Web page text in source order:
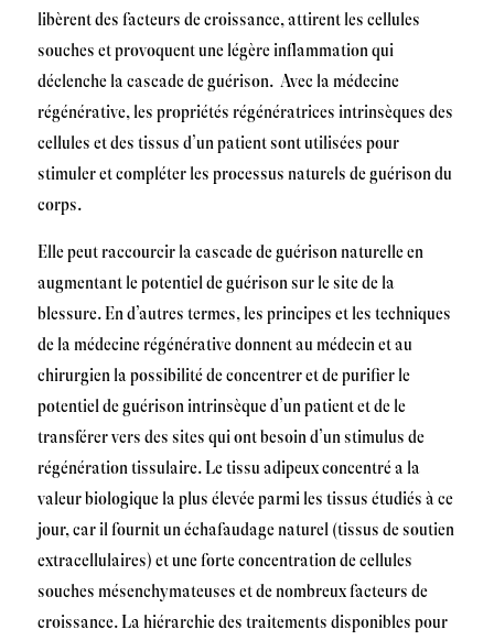
libèrent des facteurs de croissance, attirent les cellules
souches et provoquent une légère inflammation qui
déclenche la cascade de guérison. Avec la médecine
régénérative, les propriétés régénératrices intrinsèques des
cellules et des tissus d’un patient sont utilisées pour
stimuler et compléter les processus naturels de guérison du
corps.
Elle peut raccourcir la cascade de guérison naturelle en
augmentant le potentiel de guérison sur le site de la
blessure. En d’autres termes, les principes et les techniques
de la médecine régénérative donnent au médecin et au
chirurgien la possibilité de concentrer et de purifier le
potentiel de guérison intrinsèque d’un patient et de le
transférer vers des sites qui ont besoin d’un stimulus de
régénération tissulaire. Le tissu adipeux concentré a la
valeur biologique la plus élevée parmi les tissus étudiés à ce
jour, car il fournit un échafaudage naturel (tissus de soutien
extracellulaires) et une forte concentration de cellules
souches mésenchymateuses et de nombreux facteurs de
croissance. La hiérarchie des traitements disponibles pour